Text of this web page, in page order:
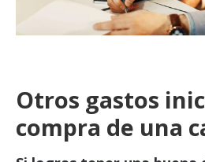
Otros gastos
compra de una